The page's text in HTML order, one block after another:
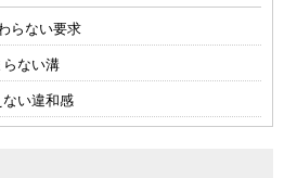
らない要求
ない溝
い違和感